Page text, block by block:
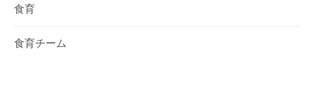
食育
食育チーム